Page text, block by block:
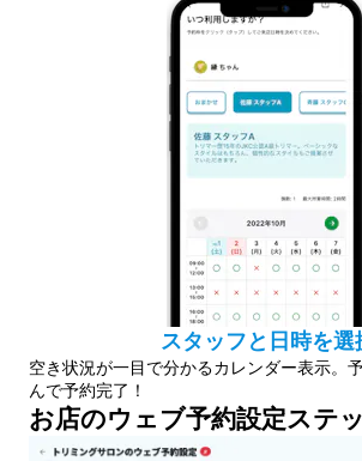
スタッフと日時を選
空き状況が一目で分かるカレンダー表示。
んで予約完了！
お店のウェブ予約設定ステ